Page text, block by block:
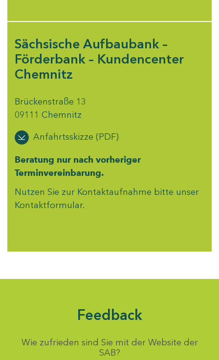
Sächsische Aufbaubank –
Förderbank – Kundencenter
Chemnitz
Brückenstraße 13
09111 Chemnitz
Anfahrtsskizze (PDF)
Beratung nur nach vorheriger
Terminvereinbarung.
Nutzen Sie zur Kontaktaufnahme bitte unser
Kontaktformular.
Feedback
Wie zufrieden sind Sie mit der Website der
SAB?